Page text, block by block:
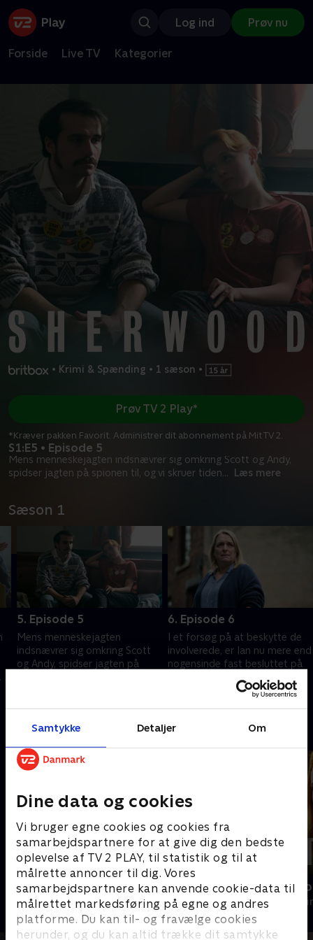
Samtykke Detaljer Om
Dine data og cookies
Vi bruger egne cookies og cookies fra
samarbejdspartnere for at give dig den bedste
oplevelse af TV 2 PLAY, til statistik og til at
målrette annoncer til dig. Vores
samarbejdspartnere kan anvende cookie-data til
målrettet markedsføring på egne og andres
platforme. Du kan til- og fravælge cookies
herunder, og du kan altid trække dit samtykke
Log ind Prøv nu
Forside Live TV Kategorier
• Krimi & Spænding • 1 sæson •
S1:E5 • Episode 5
Mens menneskejagten indsnævrer sig omkring Scott og Andy,
spidser jagten på spionen til, og vi skruer tiden... Læs mere
Prøv TV 2 Play*
*Kræver pakken Favorit. Administrer dit abonnement på Mit TV 2.
Sæson 1
5. Episode 5
Mens menneskejagten
indsnævrer sig omkring Scott
og Andy, spidser jagten på
6. Episode 6
I et forsøg på at beskytte de
involverede, er Ian nu mere end
nogensinde fast besluttet på
forsøger at komme sig oven på
20. december 2023 • 58 min
Andre så også
Granite Harbour
Krimi & Spænding • 2 sæsoner
Mystiske
Krimi &